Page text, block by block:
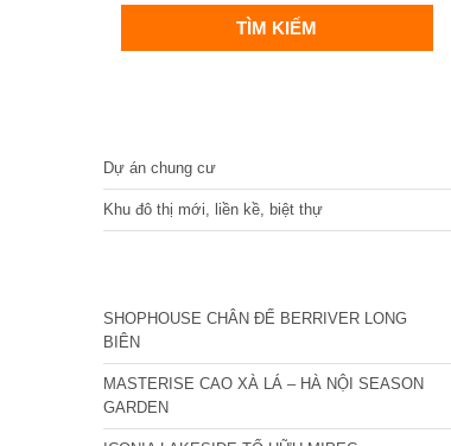
Dự án chung cư
Khu đô thị mới, liền kề, biệt thự
SHOPHOUSE CHÂN ĐẾ BERRIVER LONG
BIÊN
MASTERISE CAO XÀ LÁ – HÀ NỘI SEASON
GARDEN